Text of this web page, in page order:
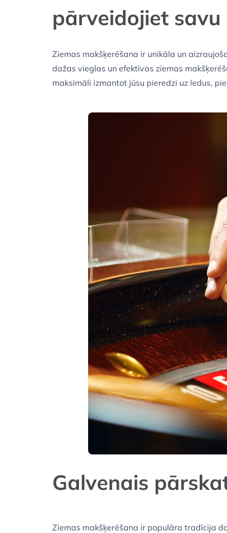
pārveidojiet savu
Ziemas makšķerēšana ir unikāla un
dažas vieglas un efektīvas ziemas
maksimāli izmantot jūsu pieredzi uz ledus,
Galvenais
Ziemas makšķerēšana ir populāra tradīcija